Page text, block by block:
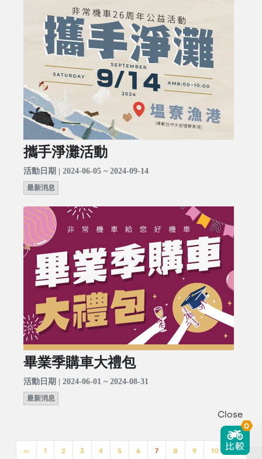
攜手淨灘活動
活動日期 | 2024-06-05 ~ 2024-09-14
最新消息
畢業季購車大禮包
活動日期 | 2024-06-01 ~ 2024-08-31
最新消息
<< 1 2 3 4 5 6 7 8 9 10 >>
Close
0